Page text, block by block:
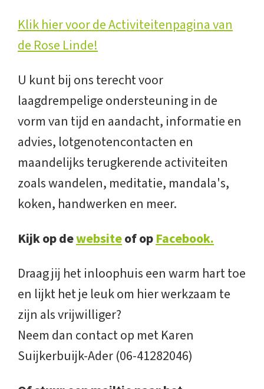
Klik hier voor de Activiteitenpagina van
de Rose Linde!
U kunt bij ons terecht voor
laagdrempelige ondersteuning in de
vorm van tijd en aandacht, informatie en
advies, lotgenotencontacten en
maandelijks terugkerende activiteiten
zoals wandelen, meditatie, mandala's,
koken, handwerken en meer.
Kijk op dewebsiteof opFacebook.
Draag jij het inloophuis een warm hart toe
en lijkt het je leuk om hier werkzaam te
zijn als vrijwilliger?
Neem dan contact op met Karen
Suijkerbuijk-Ader (06-41282046)